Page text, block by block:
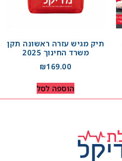
תיק מגיש עזרה ראשונה תקן
משרד החינוך 2025
₪169.00
הוספה לסל